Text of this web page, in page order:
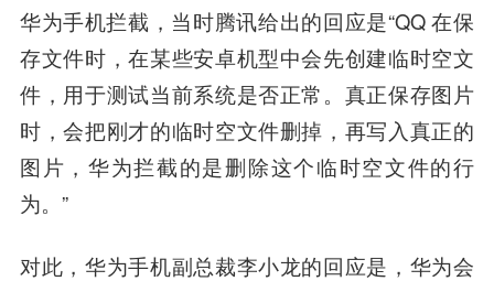
华为手机拦截，当时腾讯给出的回应是“QQ 在保
存文件时，在某些安卓机型中会先创建临时空文
件，用于测试当前系统是否正常。真正保存图片
时，会把刚才的临时空文件删掉，再写入真正的
图片，华为拦截的是删除这个临时空文件的行
为。”
对此，华为手机副总裁李小龙的回应是，华为会